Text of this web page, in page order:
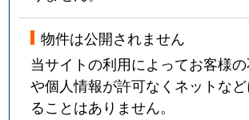
物件は公開されません
当サイトの利用によってお客様
や個人情報が許可なくネットな
ることはありません。